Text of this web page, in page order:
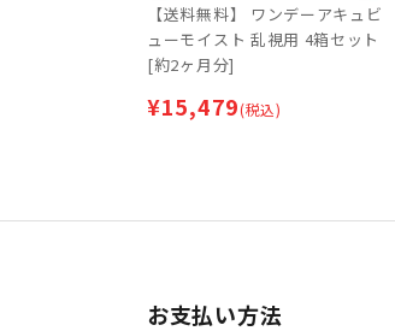
【送料無料】 ワンデーアキュビ
ューモイスト 乱視用 4箱セット
[約2ヶ月分]
¥15,479(税込)
お支払い方法